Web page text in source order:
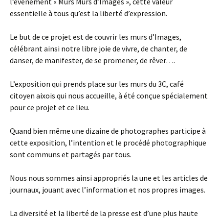
essentielle à tous qu’est la liberté d’expression.
Le but de ce projet est de couvrir les murs d’Images,
célébrant ainsi notre libre joie de vivre, de chanter, de
danser, de manifester, de se promener, de rêver….
L’exposition qui prends place sur les murs du 3C, café
citoyen aixois qui nous accueille, à été conçue spécialement
pour ce projet et ce lieu.
Quand bien même une dizaine de photographes participe à
cette exposition, l’intention et le procédé photographique
sont communs et partagés par tous.
Nous nous sommes ainsi appropriés la une et les articles de
journaux, jouant avec l’information et nos propres images.
La diversité et la liberté de la presse est d’une plus haute